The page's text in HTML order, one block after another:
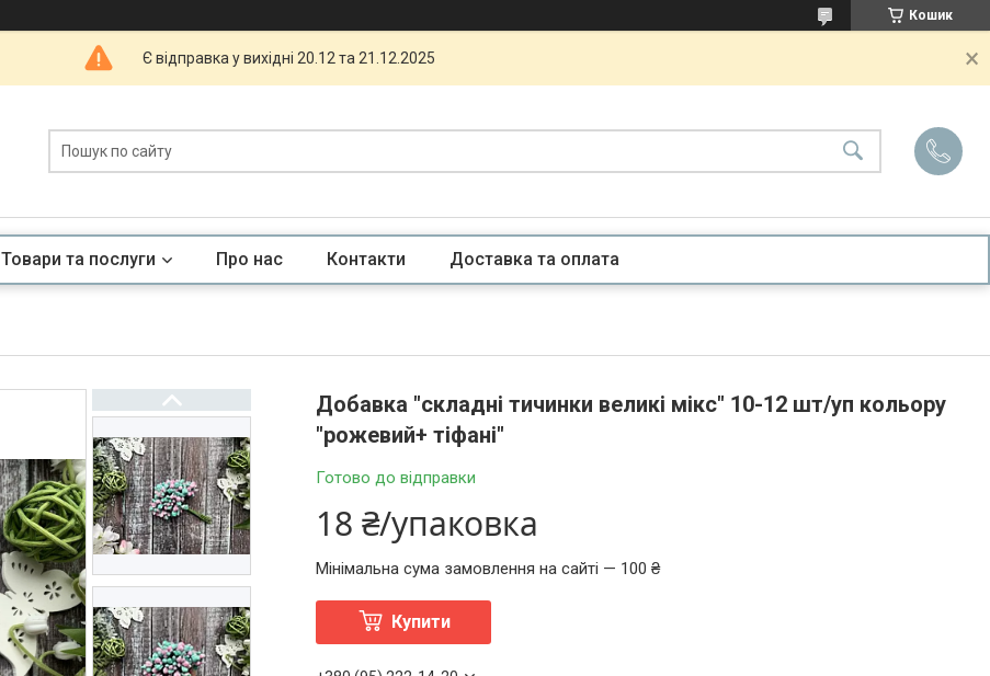
Кошик
Є відправка у вихідні 20.12 та 21.12.2025
Товари та послуги Про нас Контакти Доставка та оплата
Добавка "складні тичинки великі мікс" 10-12 шт/уп кольору
"рожевий+ тіфані"
Готово до відправки
18 ₴/упаковка
Мінімальна сума замовлення на сайті — 100 ₴
Купити